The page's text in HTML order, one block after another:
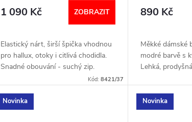
1 090 Kč ZOBRAZIT
Elastický nárt, širší špička vhodnou
pro hallux, otoky i citlivá chodidla.
Snadné obouvání - suchý zip.
Kód:8421/37
890 Kč
Měkké dámské
modré barvě s
Lehká,
nastavitelným
Ideální pro...
Novinka Novinka